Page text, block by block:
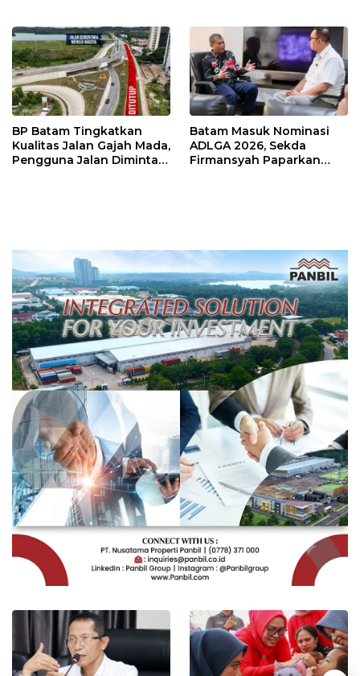
BP Batam Tingkatkan
Kualitas Jalan Gajah Mada,
Pengguna Jalan Diminta
Batam Masuk Nominasi
ADLGA 2026, Sekda
Firmansyah Paparkan